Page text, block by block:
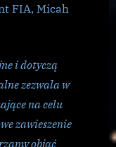
FIA, Micah
i dotyczą
zezwala w
na celu
zawieszenie
objąć